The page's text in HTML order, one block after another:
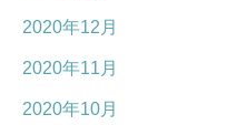
2020年12月
2020年11月
2020年10月